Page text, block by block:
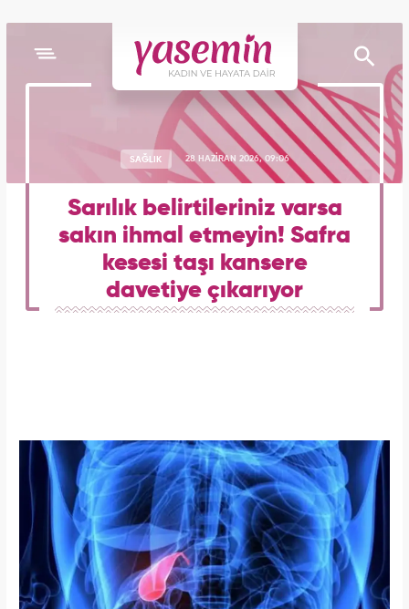
SAĞLIK 28 HAZİRAN 2026, 09:06
Sarılık belirtileriniz varsa
sakın ihmal etmeyin! Safra
kesesi taşı kansere
davetiye çıkarıyor